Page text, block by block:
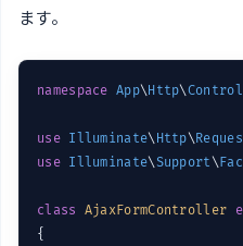
ます。
namespace App\Http\
use Illuminate\ Http\
use Illuminate\Support\
class AjaxFormController
{